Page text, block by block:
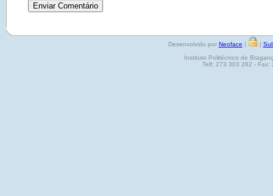
Desenvolvido por Neoface | |
Instituto Politécnico de
Telf: 273 303 282 - Fax: